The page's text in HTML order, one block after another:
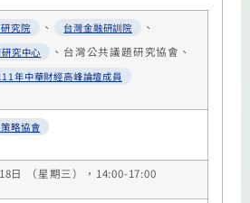
究院 、 台灣金融研訓院 、
究中心 、台灣公共議題研究協會、
年中華財經高峰論壇成員
略協會
18日 （星期三）， 14:00-17:00